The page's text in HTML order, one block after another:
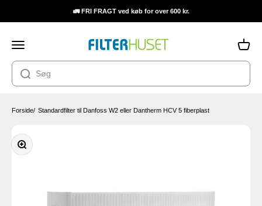
🚛 FRI FRAGT ved køb for over 600 kr.
Åbn navigationsmenu
Åbn
Forside/ Standardfilter til Danfoss W2 eller Dantherm HCV 5 fiberplast
Zoom